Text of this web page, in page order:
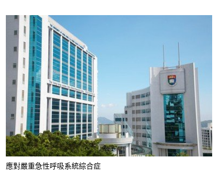
應對嚴重急性呼吸系統綜合症